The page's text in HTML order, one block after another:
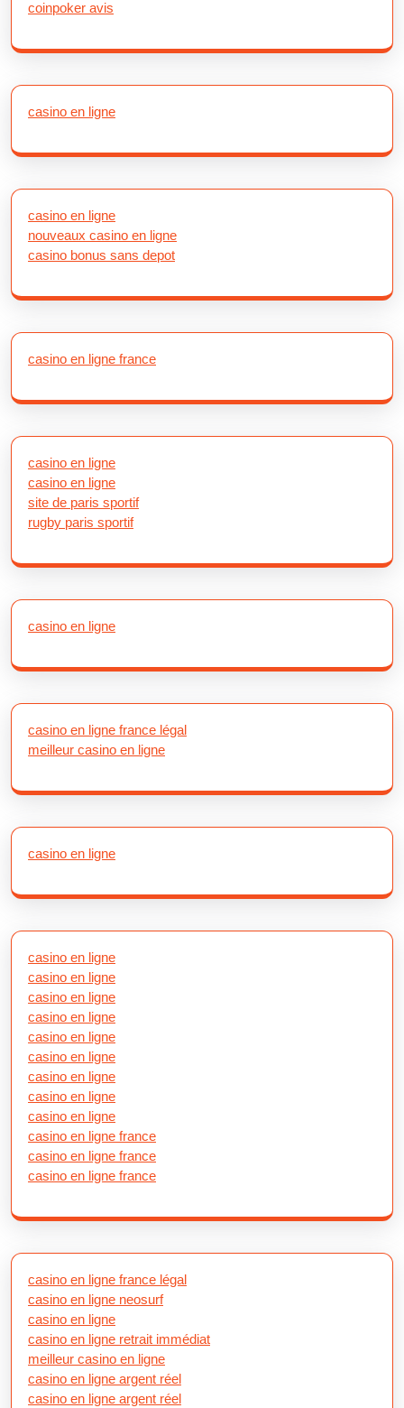
coinpoker avis
casino en ligne
casino en ligne
nouveaux casino en ligne
casino bonus sans depot
casino en ligne france
casino en ligne
casino en ligne
site de paris sportif
rugby paris sportif
casino en ligne
casino en ligne france légal
meilleur casino en ligne
casino en ligne
casino en ligne
casino en ligne
casino en ligne
casino en ligne
casino en ligne
casino en ligne
casino en ligne
casino en ligne
casino en ligne
casino en ligne france
casino en ligne france
casino en ligne france
casino en ligne france légal
casino en ligne neosurf
casino en ligne
casino en ligne retrait immédiat
meilleur casino en ligne
casino en ligne argent réel
casino en ligne argent réel